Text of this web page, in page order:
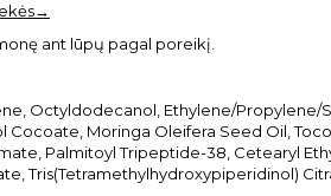
ant lūpų pagal poreikį.
Octyldodecanol, Ethylene/Propylene/
Cocoate, Moringa Oleifera Seed Oil,
Palmitoyl Tripeptide-38, Cetearyl
Tris(Tetramethylhydroxypiperidinol)